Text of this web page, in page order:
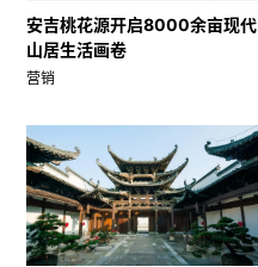
安吉桃花源开启8000余亩现代
山居生活画卷
营销